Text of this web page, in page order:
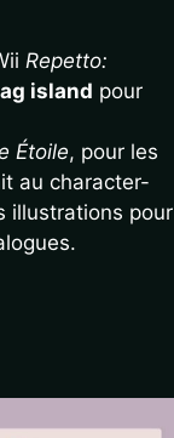
Repetto:
island pour
Étoile, pour les
au character-
illustrations pour